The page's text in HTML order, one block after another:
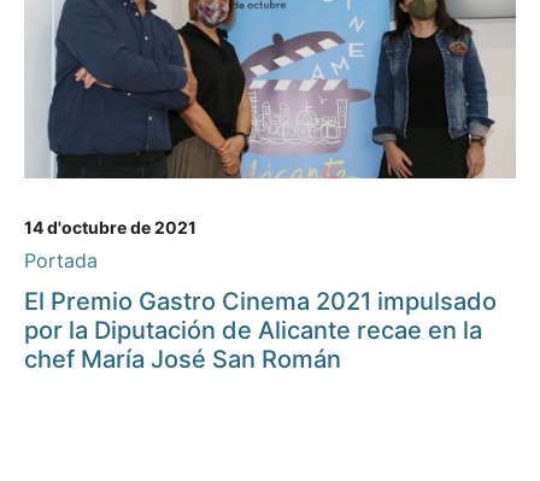
14 d'octubre de 2021
Portada
El Premio Gastro Cinema 2021 impulsado
por la Diputación de Alicante recae en la
chef María José San Román